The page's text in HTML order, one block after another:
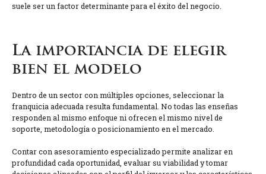
suele ser un factor determinante para el éxito del negocio.
La importancia de elegir
bien el modelo
Dentro de un sector con múltiples opciones, seleccionar la
franquicia adecuada resulta fundamental. No todas las enseñas
responden al mismo enfoque ni ofrecen el mismo nivel de
soporte, metodología o posicionamiento en el mercado.
Contar con asesoramiento especializado permite analizar en
profundidad cada oportunidad, evaluar su viabilidad y tomar